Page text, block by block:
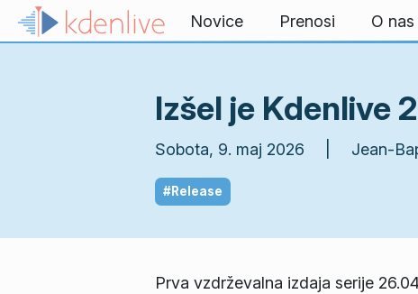
Preskoči na vsebino
Novice Prenosi O nas
Izšel je Kdenlive
Sobota, 9. maj 2026 | Jean-
#Release
Prva vzdrževalna izdaja serije